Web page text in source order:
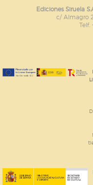
Ediciones Siruela
c/ Almagro
Telf.